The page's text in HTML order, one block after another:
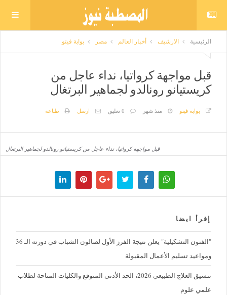
الرئيسية الارشيف أخبار العالم مصر بوابة فيتو
قبل مواجهة كرواتيا، نداء عاجل من
كريستيانو رونالدو لجماهير البرتغال
بوابة فيتو منذ شهر 0 تعليق ارسل طباعة
قبل مواجهة كرواتيا، نداء عاجل من كريستيانو رونالدو لجماهير البرتغال
إقرأ ايضا
"الفنون التشكيلية" يعلن نتيجة الفرز الأول لصالون الشباب في دورته الـ 36
ومواعيد تسليم الأعمال المقبولة
تنسيق العلاج الطبيعي 2026، الحد الأدنى المتوقع والكليات المتاحة لطلاب
علمي علوم